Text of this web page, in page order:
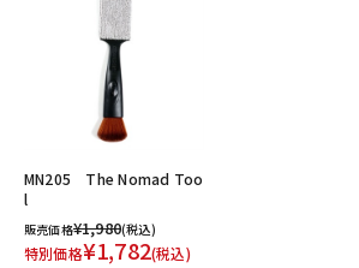
MN205 The Nomad Too
l
販売価格¥1,980(税込)
特別価格¥1,782(税込)